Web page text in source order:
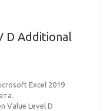
D Additional
Excel 2019
Value Level D